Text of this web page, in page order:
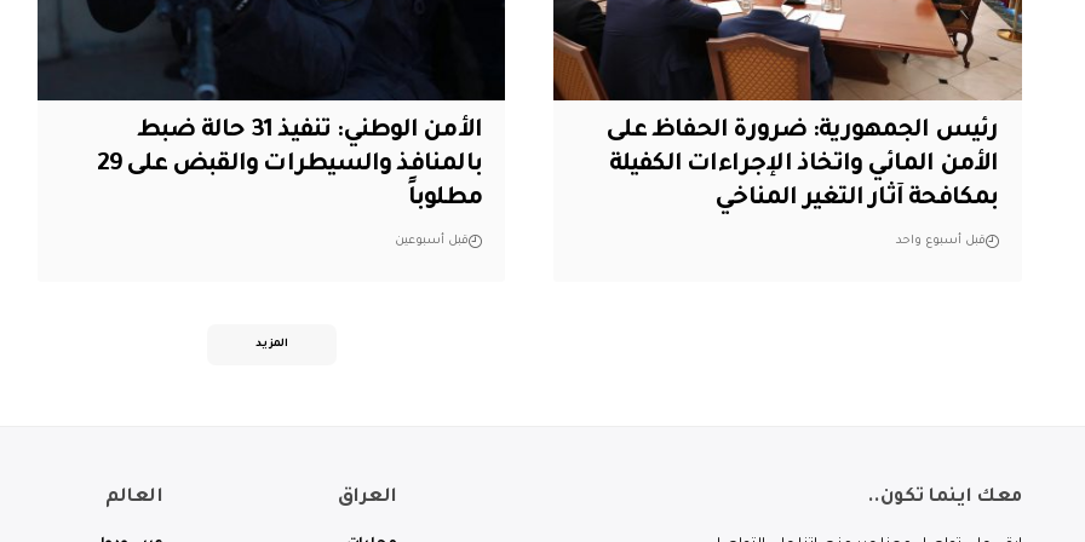
رئيس الجمهورية: ضرورة الحفاظ على
الأمن المائي واتخاذ الإجراءات الكفيلة
بمكافحة آثار التغير المناخي
قبل أسبوع واحد
الأمن الوطني: تنفيذ 31 حالة ضبط
بالمنافذ والسيطرات والقبض على 29
مطلوباً
قبل أسبوعين
المزيد
معك اينما تكون.. العراق العالم